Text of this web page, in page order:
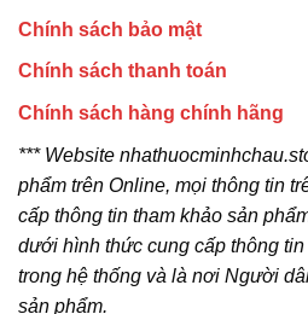
Chính sách bảo mật
Chính sách thanh toán
Chính sách hàng chính hãng
*** Website
phẩm trên Online, mọi thông tin
cấp thông tin tham khảo sản
dưới hình thức cung cấp thông
trong hệ thống và là nơi Người
sản phẩm.